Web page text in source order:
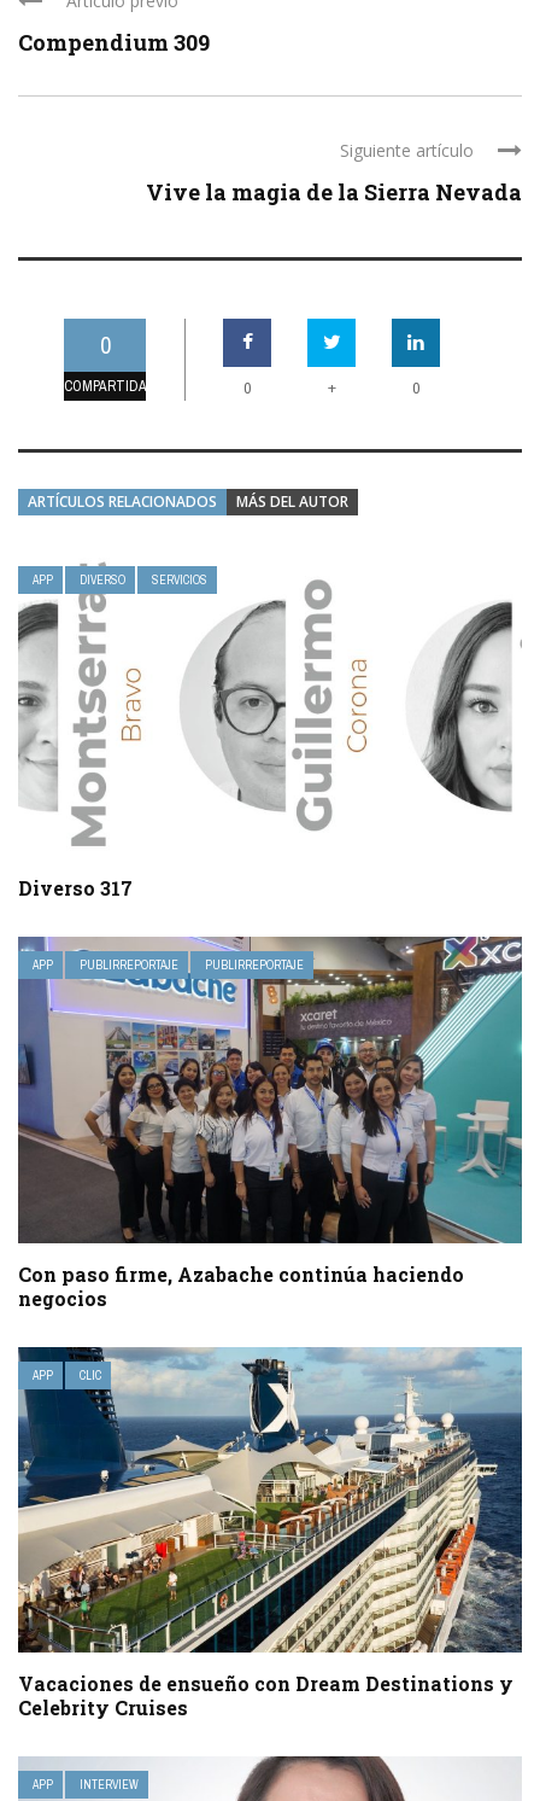
Compendium 309
Siguiente artículo
Vive la magia de la Sierra Nevada
0
COMPARTIDAS 0 + 0
ARTÍCULOS RELACIONADOS MÁS DEL AUTOR
APP DIVERSO SERVICIOS
Diverso 317
APP PUBLIRREPORTAJE PUBLIRREPORTAJE
Con paso firme, Azabache continúa haciendo
negocios
APP CLIC
Vacaciones de ensueño con Dream Destinations y
Celebrity Cruises
APP INTERVIEW